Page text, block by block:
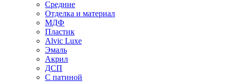
Средние
Отделка и материал
МДФ
Пластик
Alvic Luxe
Эмаль
Акрил
ДСП
С патиной